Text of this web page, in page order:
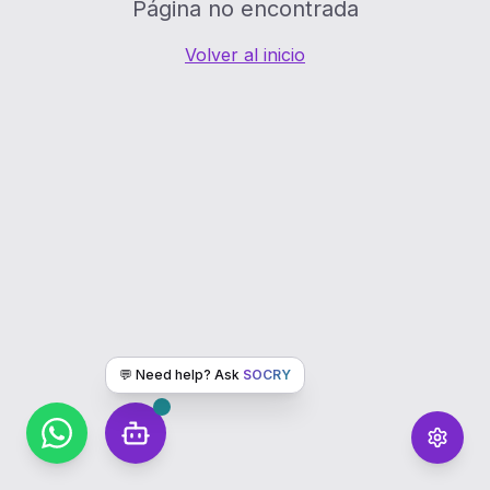
💬 Need help? Ask SOCRY
Página no encontrada
Volver al inicio